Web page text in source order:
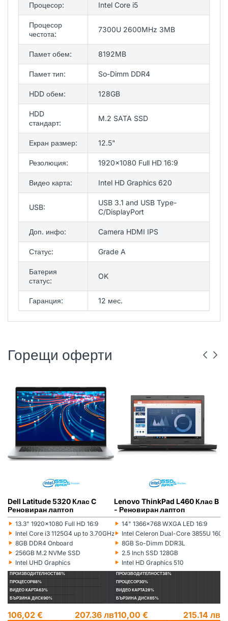
Процесор: Intel Core i5
Процесор
честота:
7300U 2600MHz 3MB
Памет обем: 8192MB
Памет тип: So-Dimm DDR4
HDD обем: 128GB
HDD
стандарт:
M.2 SATA SSD
Екран размер: 12.5"
Резолюция: 1920x1080 Full HD 16:9
Видео карта: Intel HD Graphics 620
USB:
USB 3.1 and USB Type-
C/DisplayPort
Доп. инфо: Camera HDMI IPS
Статус: Grade A
Батерия
статус:
OK
Гаранция: 12 мес.
Горещи оферти
Dell Latitude 5320 Клас C
Реновиран лаптоп
‣
Монитор:
13.3" 1920x1080 Full HD 16:9
‣
Процесор:
Intel Core i3 1125G4 up to 3.70GHz 8MB
‣
Рам памет:
8GB DDR4 Onboard
‣
Хард диск:
256GB M.2 NVMe SSD
‣
Видеокарта:
Intel UHD Graphics
ПРОИЗВОДИТЕЛНОСТ86%
ПРОЦЕСОР88%
ВИДЕО КАРТА63%
БЪРЗИНА ДИСК90%
106,02 € 207.36 лв
Lenovo ThinkPad L460 Клас B
- Реновиран лаптоп
‣
Монитор:
14" 1366x768 WXGA LED 16:9
‣
Процесор:
Intel Celeron Dual-Core 3855U
‣
Рам памет:
8GB So-Dimm DDR3L
‣
Хард диск:
2.5 Inch SSD 128GB
‣
Видеокарта:
Intel HD Graphics 510
ПРОИЗВОДИТЕЛНОСТ38%
ПРОЦЕСОР30%
ВИДЕО КАРТА28%
БЪРЗИНА ДИСК65%
110,00 € 215.14 лв